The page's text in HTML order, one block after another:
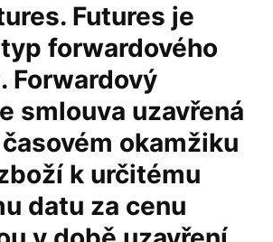
Futures je
forwardového
Forwardový
smlouva uzavřená
okamžiku
k určitému
datu za cenu